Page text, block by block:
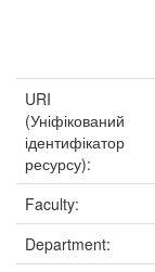
URI
(Уніфікований
ідентифікатор
ресурсу):
Faculty:
Department: